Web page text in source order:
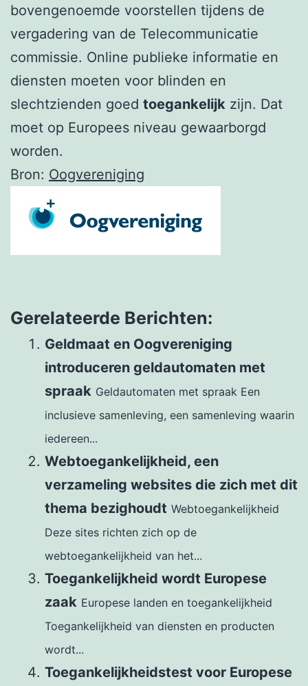
bovengenoemde voorstellen tijdens de
vergadering van de Telecommunicatie
commissie. Online publieke informatie en
diensten moeten voor blinden en
slechtzienden goed toegankelijk zijn. Dat
moet op Europees niveau gewaarborgd
worden.
Bron: Oogvereniging
Gerelateerde Berichten:
Geldmaat en Oogvereniging
introduceren geldautomaten met
spraak Geldautomaten met spraak Een
inclusieve samenleving, een samenleving waarin
iedereen...
Webtoegankelijkheid, een
verzameling websites die zich met dit
thema bezighoudt Webtoegankelijkheid
Deze sites richten zich op de
webtoegankelijkheid van het...
Toegankelijkheid wordt Europese
zaak Europese landen en toegankelijkheid
Toegankelijkheid van diensten en producten
wordt...
Toegankelijkheidstest voor Europese